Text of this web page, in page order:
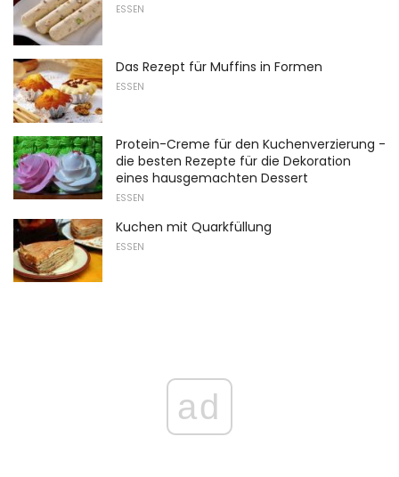
ESSEN
Das Rezept für Muffins in Formen
ESSEN
Protein-Creme für den Kuchenverzierung -
die besten Rezepte für die Dekoration
eines hausgemachten Dessert
ESSEN
Kuchen mit Quarkfüllung
ESSEN
ad